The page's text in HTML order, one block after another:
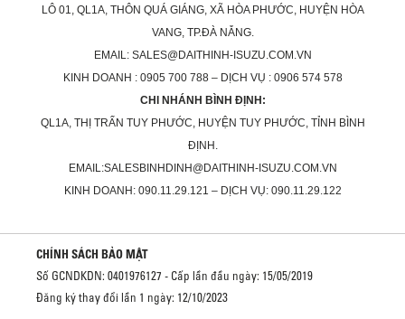
LÔ 01, QL1A, THÔN QUÁ GIÁNG, XÃ HÒA PHƯỚC, HUYỆN HÒA
VANG, TP.ĐÀ NẴNG.
EMAIL: SALES@DAITHINH-ISUZU.COM.VN
KINH DOANH : 0905 700 788 – DỊCH VỤ : 0906 574 578
CHI NHÁNH BÌNH ĐỊNH:
QL1A, THỊ TRẤN TUY PHƯỚC, HUYỆN TUY PHƯỚC, TỈNH BÌNH
ĐỊNH.
EMAIL:SALESBINHDINH@DAITHINH-ISUZU.COM.VN
KINH DOANH: 090.11.29.121 – DỊCH VỤ: 090.11.29.122
CHÍNH SÁCH BẢO MẬT
Số GCNDKDN: 0401976127 - Cấp lần đầu ngày: 15/05/2019
Đăng ký thay đổi lần 1 ngày: 12/10/2023